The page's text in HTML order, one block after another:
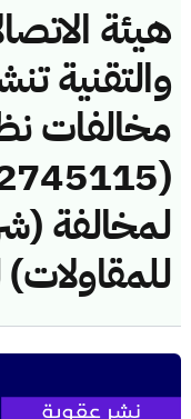
هيئة
والتقنية
مخالفات
لمخالفة